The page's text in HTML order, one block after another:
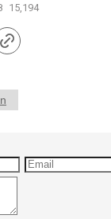
15,194